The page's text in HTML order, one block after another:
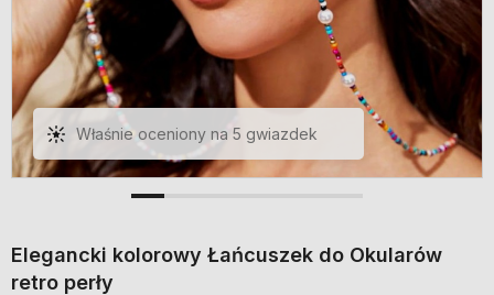
Elegancki kolorowy Łańcuszek do Okularów
retro perły